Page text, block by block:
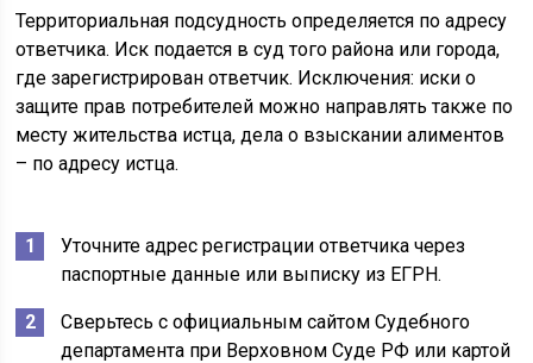
Территориальная подсудность определяется по адресу
ответчика. Иск подается в суд того района или города,
где зарегистрирован ответчик. Исключения: иски о
защите прав потребителей можно направлять также по
месту жительства истца, дела о взыскании алиментов
– по адресу истца.
Уточните адрес регистрации ответчика через
паспортные данные или выписку из ЕГРН.
Сверьтесь с официальным сайтом Судебного
департамента при Верховном Суде РФ или картой